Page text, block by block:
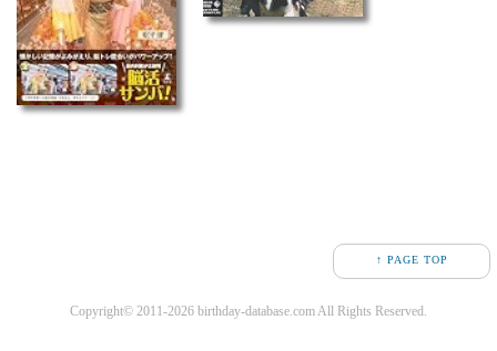
↑ PAGE TOP
Copyright© 2011-2026 birthday-database.com All Rights Reserved.